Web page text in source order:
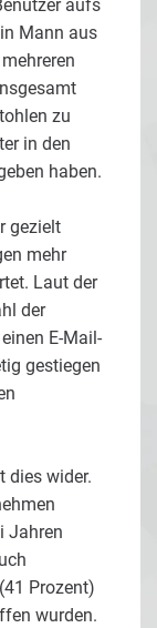
aufs
Mann aus
zu
in den
haben.
gezielt
mehr
Laut der
der
E-Mail-
gestiegen
dies wider.
Jahren
Prozent)
wurden.